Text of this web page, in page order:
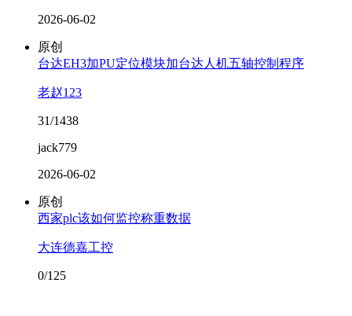
2026-06-02
原创
台达EH3加PU定位模块加台达人机五轴控制程序
老赵123
31/1438
jack779
2026-06-02
原创
西家plc该如何监控称重数据
大连德嘉工控
0/125